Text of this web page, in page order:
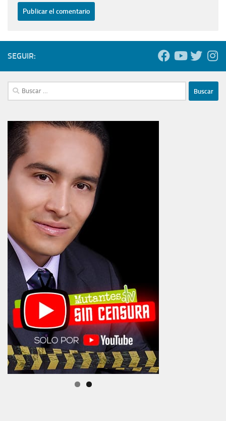
SEGUIR:
Buscar: